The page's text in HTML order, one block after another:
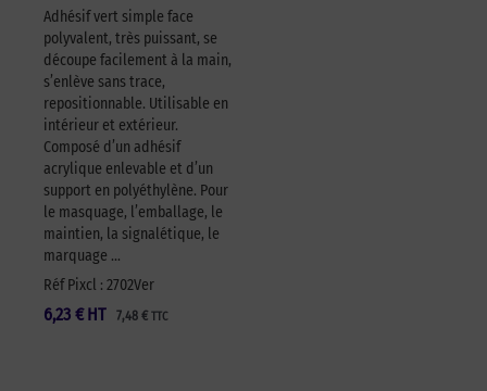
Adhésif vert simple face
polyvalent, très puissant, se
découpe facilement à la main,
s’enlève sans trace,
repositionnable. Utilisable en
intérieur et extérieur.
Composé d’un adhésif
acrylique enlevable et d’un
support en polyéthylène. Pour
le masquage, l’emballage, le
maintien, la signalétique, le
marquage …
Réf Pixcl : 2702Ver
6,23 € 7,48 € TTC
HT